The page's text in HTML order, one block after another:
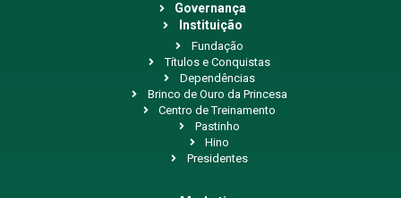
Governança
Instituição
Fundação
Títulos e Conquistas
Dependências
Brinco de Ouro da Princesa
Centro de Treinamento
Pastinho
Hino
Presidentes